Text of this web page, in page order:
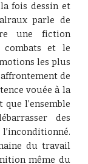
fois dessin et
parle de
une fiction
combats et le
les plus
de
vouée à la
l’ensemble
des
du travail
même du